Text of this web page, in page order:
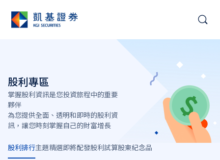
股利專區
掌握股利資訊是您投資旅程中的重要
夥伴
為您提供全面、透明和即時的股利資
訊，讓您時刻掌握自己的財富增長
股利排行主題精選即將配發股利試算股東紀念品